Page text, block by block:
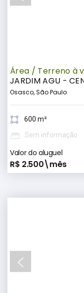
Área / Terreno à
JARDIM AGU -
Osasco, São Paulo
600 m²
Sem informação
Valor do aluguel
R$ 2.500\mês